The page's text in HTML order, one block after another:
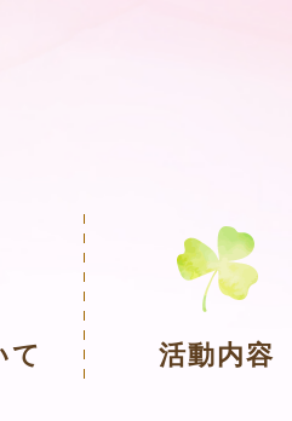
て 活動内容